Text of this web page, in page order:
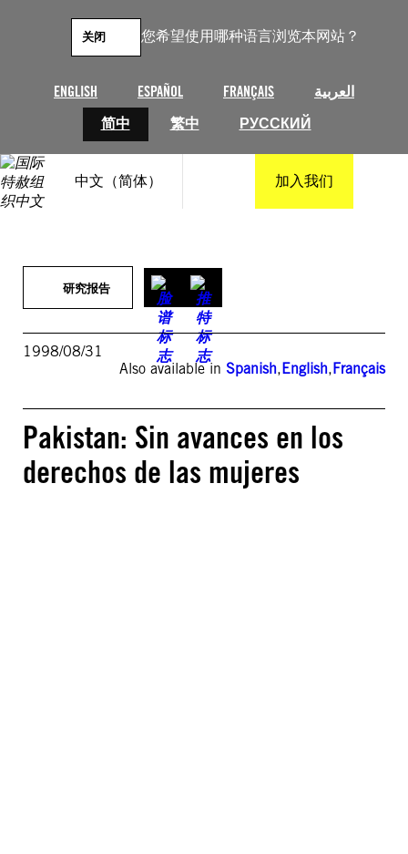
您希望使用哪种语言浏览本网站？
ENGLISH ESPAÑOL FRANÇAIS
العربية
简中
繁中 РУССКИЙ
关闭
中文（简体） 加入我们
研究报告
1998/08/31
Also available in Spanish,English,Français
Pakistan: Sin avances en los
derechos de las mujeres